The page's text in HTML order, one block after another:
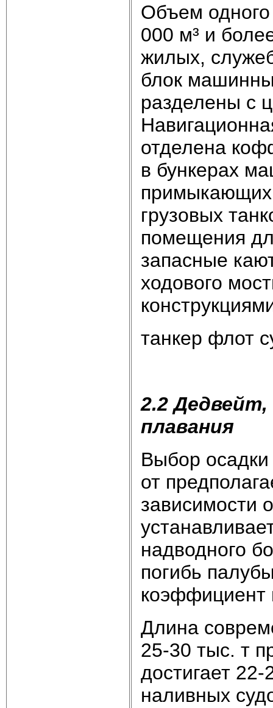
Объем одного
000 м³ и
жилых,
блок
разделены с
отделена
в бункерах
грузовых
помещения
запасные
ходового
танкер флот
2.2
плавания
Выбор осадки
от
зависимости
надводного
погибь
коэффициент
Длина
25-30 тыс. т
достигает
наливных